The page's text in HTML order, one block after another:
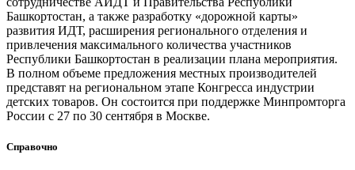
Башкортостан, а также разработку «дорожной карты»
развития ИДТ, расширения регионального отделения и
привлечения максимального количества участников
Республики Башкортостан в реализации плана мероприятия.
В полном объеме предложения местных производителей
представят на региональном этапе Конгресса индустрии
детских товаров. Он состоится при поддержке Минпромторга
России с 27 по 30 сентября в Москве.
Справочно